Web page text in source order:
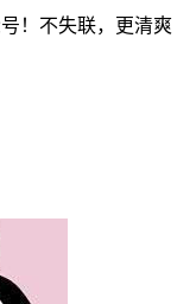
！不失联，更清爽